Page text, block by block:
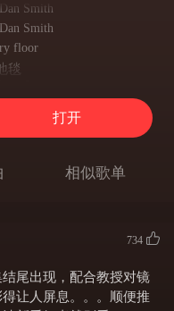
Smith
Smith
floor
毯
up the walls
犯险）
have our secrets
a fall and
阱
打开
相似歌单
734
尾出现，配合教授对镜
让人屏息。。。顺便推